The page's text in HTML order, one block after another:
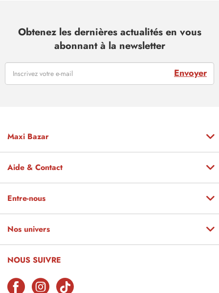
Obtenez les dernières actualités en vous
abonnant à la newsletter
Envoyer
Maxi Bazar
Aide & Contact
Entre-nous
Nos univers
NOUS SUIVRE